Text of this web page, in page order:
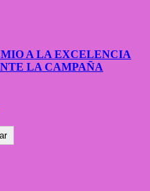
A LA EXCELENCIA
LA CAMPAÑA